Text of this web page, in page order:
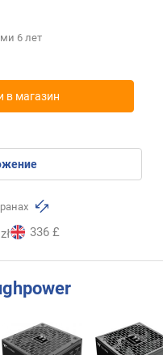
6 лет
в магазин
336 £